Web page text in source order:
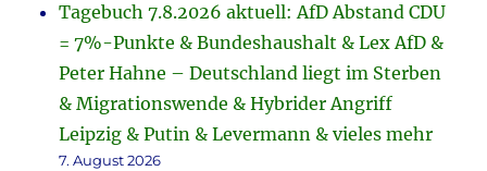
Tagebuch 7.8.2026 aktuell: AfD Abstand CDU
= 7%-Punkte & Bundeshaushalt & Lex AfD &
Peter Hahne – Deutschland liegt im Sterben
& Migrationswende & Hybrider Angriff
Leipzig & Putin & Levermann & vieles mehr
7. August 2026